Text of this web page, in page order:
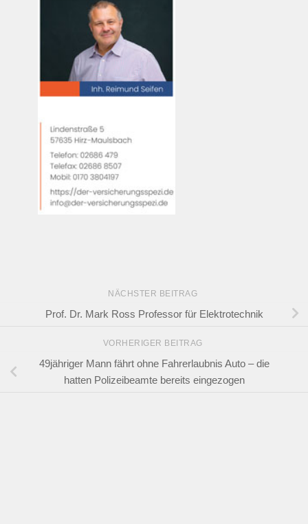
NÄCHSTER BEITRAG
Prof. Dr. Mark Ross Professor für Elektrotechnik
VORHERIGER BEITRAG
49jähriger Mann fährt ohne Fahrerlaubnis Auto – die
hatten Polizeibeamte bereits eingezogen